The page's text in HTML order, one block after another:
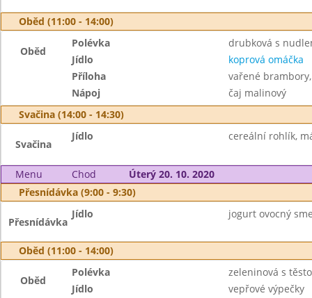
Oběd (11:00 - 14:00)
Oběd
Polévka
drubková s
Jídlo
koprová omáčka
Příloha
vařené
Nápoj
čaj malinový
Svačina (14:00 - 14:30)
Svačina
Jídlo cereální rohlík,
Menu Chod
Úterý 20. 10. 2020
Přesnídávka (9:00 - 9:30)
Přesnídávka
Jídlo jogurt ovocný
Oběd (11:00 - 14:00)
Oběd
Polévka
zeleninová s
Jídlo
vepřové výpečky